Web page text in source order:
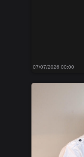
07/07/2026 00:00